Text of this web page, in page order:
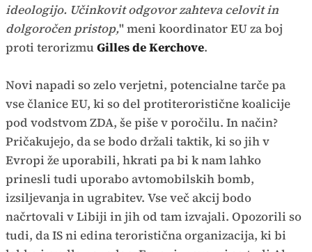
ideologijo. Učinkovit odgovor zahteva celovit in
dolgoročen pristop," meni koordinator EU za boj
proti terorizmuGilles de Kerchove.
Novi napadi so zelo verjetni, potencialne tarče pa
vse članice EU, ki so del protiteroristične koalicije
pod vodstvom ZDA, še piše v poročilu. In način?
Pričakujejo, da se bodo držali taktik, ki so jih v
Evropi že uporabili, hkrati pa bi k nam lahko
prinesli tudi uporabo avtomobilskih bomb,
izsiljevanja in ugrabitev. Vse več akcij bodo
načrtovali v Libiji in jih od tam izvajali. Opozorili so
tudi, da IS ni edina teroristična organizacija, ki bi